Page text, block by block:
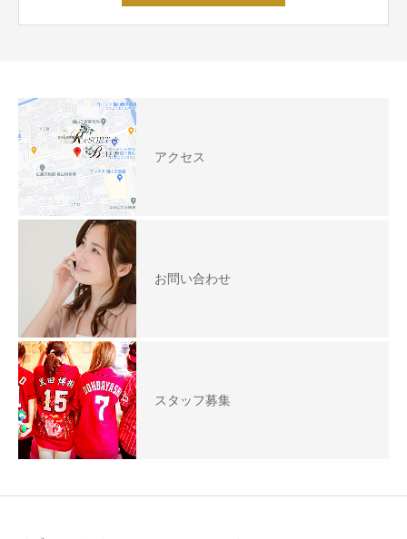
アクセス
お問い合わせ
スタッフ募集